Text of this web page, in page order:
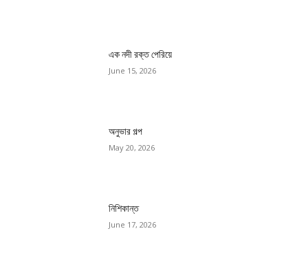
এক নদী রক্ত পেরিয়ে
June 15, 2026
অনুভার গল্প
May 20, 2026
নিশিকান্ত
June 17, 2026